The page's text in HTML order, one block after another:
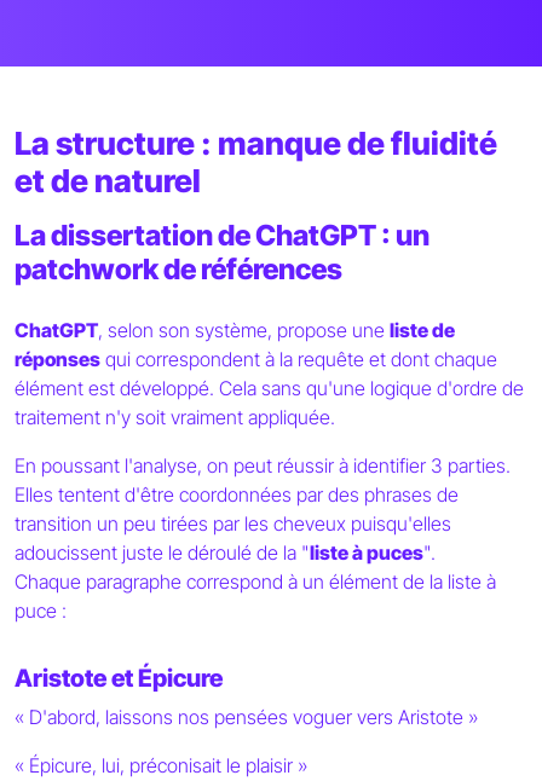
La structure : manque de fluidité
et de naturel
La dissertation de ChatGPT : un
patchwork de références
ChatGPT, selon son système, propose une liste de
réponses qui correspondent à la requête et dont chaque
élément est développé. Cela sans qu'une logique d'ordre de
traitement n'y soit vraiment appliquée.
En poussant l'analyse, on peut réussir à identifier 3 parties.
Elles tentent d'être coordonnées par des phrases de
transition un peu tirées par les cheveux puisqu'elles
adoucissent juste le déroulé de la "liste à puces".
Chaque paragraphe correspond à un élément de la liste à
puce :
Aristote et Épicure
« D'abord, laissons nos pensées voguer vers Aristote »
« Épicure, lui, préconisait le plaisir »